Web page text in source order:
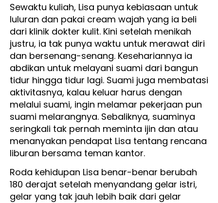
Sewaktu kuliah, Lisa punya kebiasaan untuk
luluran dan pakai cream wajah yang ia beli
dari klinik dokter kulit. Kini setelah menikah
justru, ia tak punya waktu untuk merawat diri
dan bersenang-senang. Kesehariannya ia
abdikan untuk melayani suami dari bangun
tidur hingga tidur lagi. Suami juga membatasi
aktivitasnya, kalau keluar harus dengan
melalui suami, ingin melamar pekerjaan pun
suami melarangnya. Sebaliknya, suaminya
seringkali tak pernah meminta ijin dan atau
menanyakan pendapat Lisa tentang rencana
liburan bersama teman kantor.
Roda kehidupan Lisa benar-benar berubah
180 derajat setelah menyandang gelar istri,
gelar yang tak jauh lebih baik dari gelar